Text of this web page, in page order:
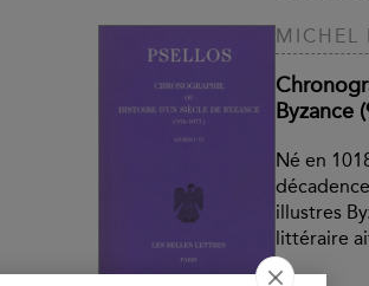
MICHEL
Byzance
Né en
illustres
littéraire